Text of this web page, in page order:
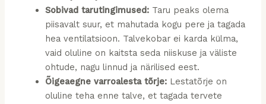
Sobivad tarutingimused: Taru peaks olema
piisavalt suur, et mahutada kogu pere ja tagada
hea ventilatsioon. Talvekobar ei karda külma,
vaid oluline on kaitsta seda niiskuse ja väliste
ohtude, nagu linnud ja närilised eest.
Õigeaegne varroalesta tõrje: Lestatõrje on
oluline teha enne talve, et tagada tervete